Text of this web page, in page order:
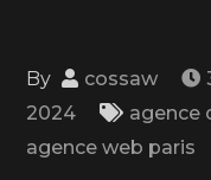
By cossaw
2024
agence
agence web paris